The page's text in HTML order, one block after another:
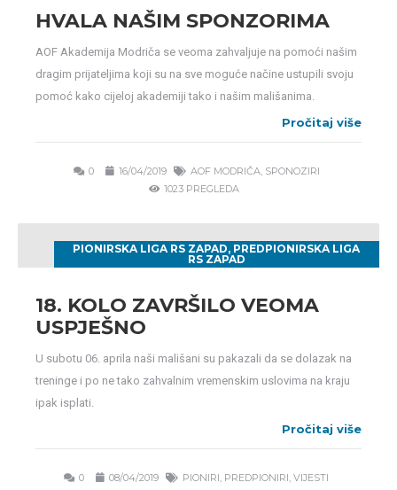
HVALA NAŠIM SPONZORIMA
AOF Akademija Modriča se veoma zahvaljuje na pomoći našim
dragim prijateljima koji su na sve moguće načine ustupili svoju
pomoć kako cijeloj akademiji tako i našim mališanima.
Pročitaj više
0 16/04/2019 AOF MODRIČA, SPONOZIRI
1023 PREGLEDA
PIONIRSKA LIGA RS ZAPAD, PREDPIONIRSKA LIGA
RS ZAPAD
18. KOLO ZAVRŠILO VEOMA
USPJEŠNO
U subotu 06. aprila naši mališani su pakazali da se dolazak na
treninge i po ne tako zahvalnim vremenskim uslovima na kraju
ipak isplati.
Pročitaj više
0 08/04/2019 PIONIRI, PREDPIONIRI, VIJESTI